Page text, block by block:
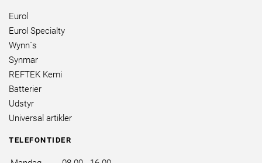
Eurol
Eurol Specialty
Wynn´s
Synmar
REFTEK Kemi
Batterier
Udstyr
Universal artikler
TELEFONTIDER